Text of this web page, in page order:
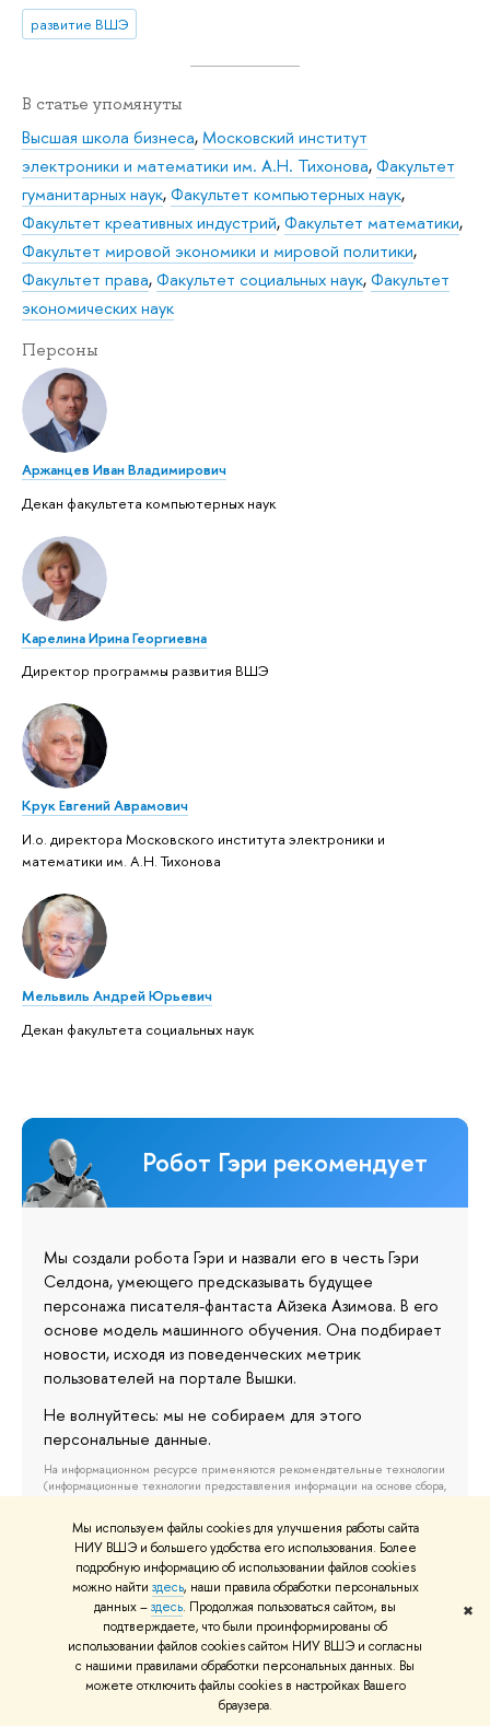
Мы используем файлы cookies для улучшения работы сайта
НИУ ВШЭ и большего удобства его использования. Более
подробную информацию об использовании файлов cookies
можно найти здесь, наши правила обработки персональных
данных –здесь. Продолжая пользоваться сайтом, вы
подтверждаете, что были проинформированы об
использовании файлов cookies сайтом НИУ ВШЭ и согласны
с нашими правилами обработки персональных данных. Вы
можете отключить файлы cookies в настройках Вашего
браузера.
✖
развитие ВШЭ
В статье упомянуты
Высшая школа бизнеса,Московский институт
электроники и математики им. А.Н. Тихонова,Факультет
гуманитарных наук,Факультет компьютерных наук,
Факультет креативных индустрий,Факультет математики,
Факультет мировой экономики и мировой политики,
Факультет права,Факультет социальных наук,Факультет
экономических наук
Персоны
Аржанцев Иван Владимирович
Декан факультета компьютерных наук
Карелина Ирина Георгиевна
Директор программы развития ВШЭ
Крук Евгений Аврамович
И.о. директора Московского института электроники и
математики им. А.Н. Тихонова
Мельвиль Андрей Юрьевич
Декан факультета социальных наук
Робот Гэри рекомендует
Мы создали робота Гэри и назвали его в честь Гэри
Селдона, умеющего предсказывать будущее
персонажа писателя-фантаста Айзека Азимова. В его
основе модель машинного обучения. Она подбирает
новости, исходя из поведенческих метрик
пользователей на портале Вышки.
Не волнуйтесь: мы не собираем для этого
персональные данные.
На информационном ресурсе применяются рекомендательные технологии
(информационные технологии предоставления информации на основе сбора,
Федерации). Подробнее…
Минус рутина
«Проверятор» портала НИУ ВШЭ теперь в